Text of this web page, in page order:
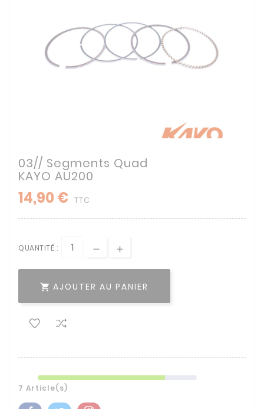
03// Segments Quad
KAYO AU200
14,90 € TTC
QUANTITÉ :
 AJOUTER AU PANIER
7 Article(s)